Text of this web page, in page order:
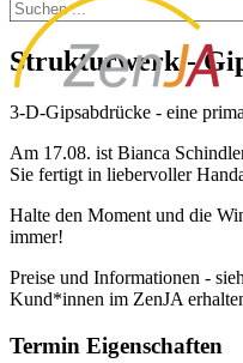
Strukturwerk -
3-D-Gipsabdrücke - eine
Am 17.08. ist Bianca
Sie fertigt in liebervoller
Halte den Moment und die
immer!
Preise und Informationen -
Kund*innen im ZenJA
Termin Eigenschaften